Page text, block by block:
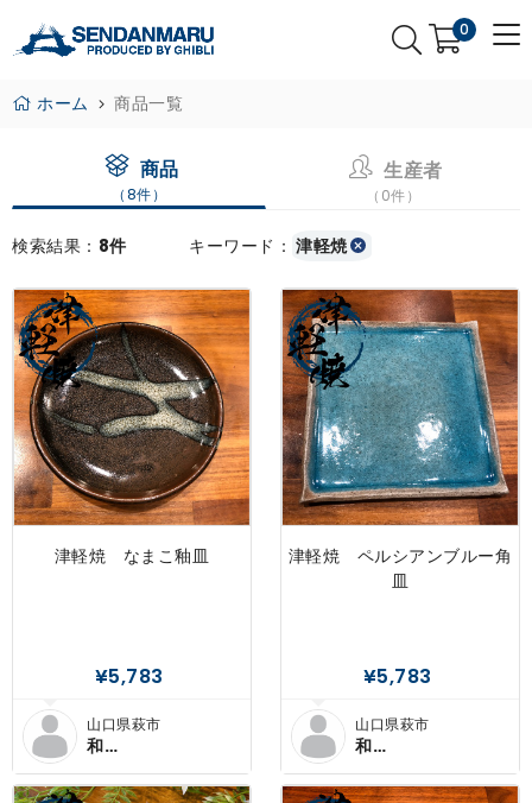
0
ホーム 商品一覧
商品
（8件）
生産者
（0件）
検索結果： 8件 キーワード： 津軽焼 ×
津軽焼 なまこ釉皿
¥5,783
山口県萩市
和
×SENDANMARU
津軽焼 ペルシアンブルー角
皿
¥5,783
山口県萩市
和
×SENDANMARU